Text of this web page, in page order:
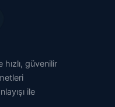
güvenilir
ile